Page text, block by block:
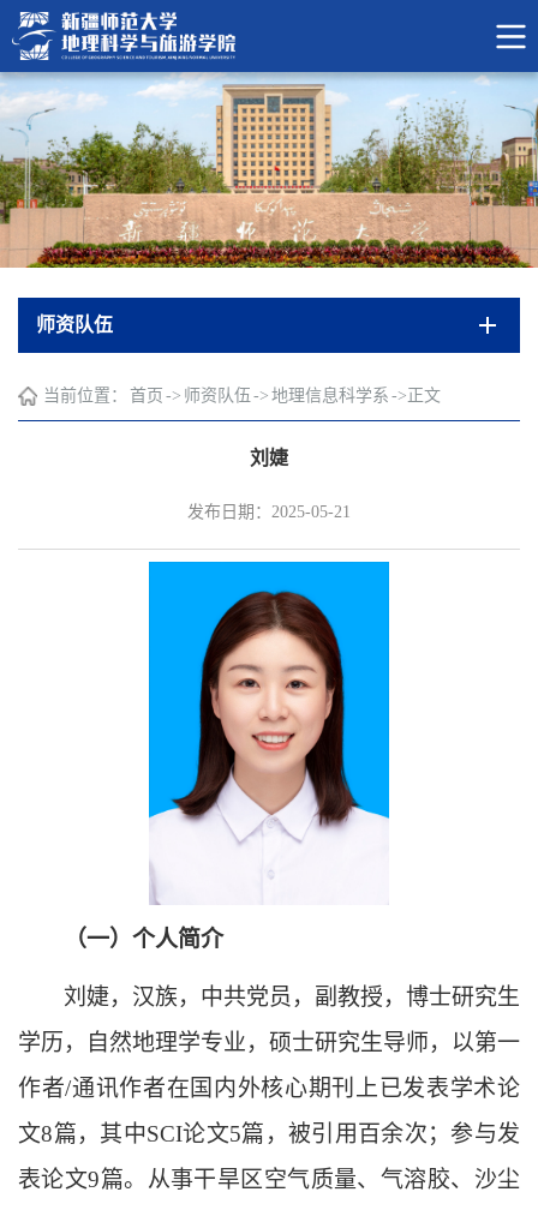
师资队伍
当前位置： 首页 -> 师资队伍 -> 地理信息科学系 -> 正文
刘婕
发布日期：2025-05-21
（一）个人简介
刘婕，汉族，中共党员，副教授，博士研究生
学历，自然地理学专业，硕士研究生导师，以第一
作者/通讯作者在国内外核心期刊上已发表学术论
文8篇，其中SCI论文5篇，被引用百余次；参与发
表论文9篇。从事干旱区空气质量、气溶胶、沙尘